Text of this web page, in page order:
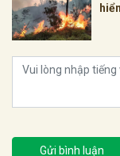
Gửi bình luận